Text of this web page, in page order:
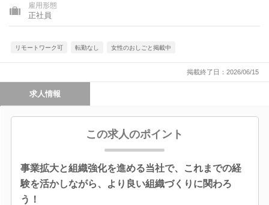
雇用形態
正社員
リモートワーク可 転勤なし 女性のおしごと掲載中
掲載終了日：2026/06/15
求人情報
この求人のポイント
事業拡大と組織強化を進める当社で、これまでの経
験を活かしながら、より良い組織づくりに関わろ
う！